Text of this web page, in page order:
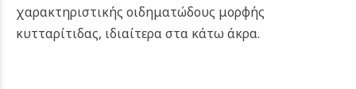
χαρακτηριστικής οιδηματώδους μορφής
κυτταρίτιδας, ιδιαίτερα στα κάτω άκρα.